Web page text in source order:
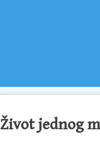
Život jednog